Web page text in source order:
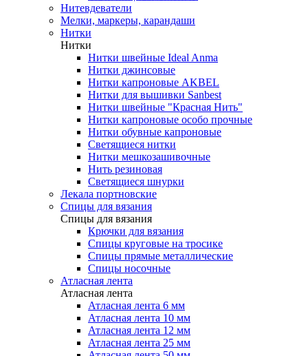
Нитевдеватели
Мелки, маркеры, карандаши
Нитки
Нитки
Нитки швейные Ideal Anma
Нитки джинсовые
Нитки капроновые AKBEL
Нитки для вышивки Sanbest
Нитки швейные "Красная Нить"
Нитки капроновые особо прочные
Нитки обувные капроновые
Светящиеся нитки
Нитки мешкозашивочные
Нить резиновая
Светящиеся шнурки
Лекала портновские
Спицы для вязания
Спицы для вязания
Крючки для вязания
Спицы круговые на тросике
Спицы прямые металлические
Спицы носочные
Атласная лента
Атласная лента
Атласная лента 6 мм
Атласная лента 10 мм
Атласная лента 12 мм
Атласная лента 25 мм